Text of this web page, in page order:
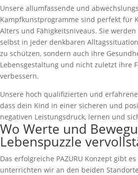
Unsere allumfassende und
Kampfkunstprogramme sind perfekt für
Alters und Fähigkeitsniveaus. Sie
selbst in jeder denkbaren
zu schützen, sondern auch ihre
Lebensgestaltung und nicht zuletzt ihre
verbessern.
Unsere hoch qualifizierten und
dass dein Kind in einer sicheren und
negativen Leistungsdruck, lernen und
Wo Werte und
Lebenspuzzle
Das erfolgreiche PAZURU Konzept gibt
unterrichten wir an den beiden